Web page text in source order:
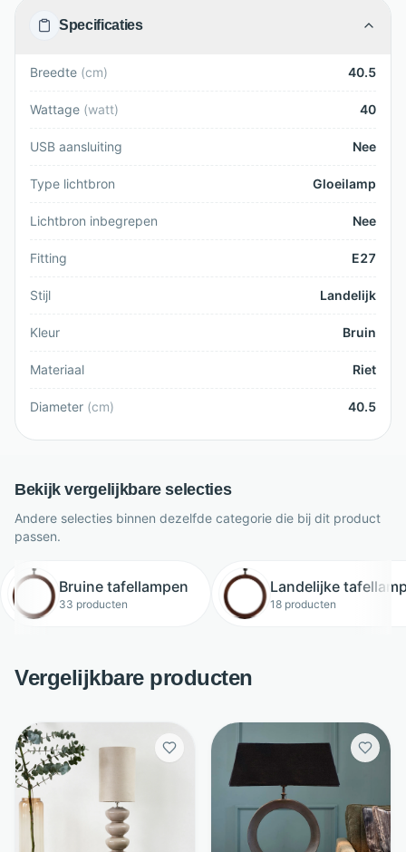
Specificaties
Breedte (cm) 40.5
Wattage (watt) 40
USB aansluiting Nee
Type lichtbron Gloeilamp
Lichtbron inbegrepen Nee
Fitting E27
Stijl Landelijk
Kleur Bruin
Materiaal Riet
Diameter (cm) 40.5
Bekijk vergelijkbare selecties
Andere selecties binnen dezelfde categorie die bij dit product
passen.
Bruine tafellampen
33 producten
Landelijke
18 producten
Vergelijkbare producten